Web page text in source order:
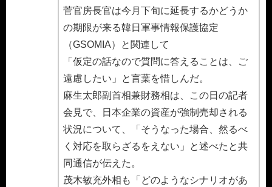
菅官房長官は今月下旬に延長するかどうか
の期限が来る韓日軍事情報保護協定
（GSOMIA）と関連して
「仮定の話なので質問に答えることは、ご
遠慮したい」と言葉を惜しんだ。
麻生太郎副首相兼財務相は、この日の記者
会見で、日本企業の資産が強制売却される
状況について、「そうなった場合、然るべ
く対応を取らざるをえない」と述べたと共
同通信が伝えた。
茂木敏充外相も「どのようなシナリオがあ